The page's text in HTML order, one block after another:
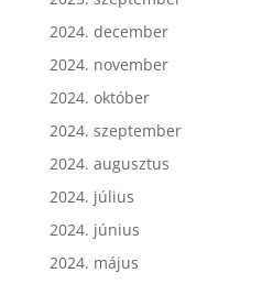
2024. december
2024. november
2024. október
2024. szeptember
2024. augusztus
2024. július
2024. június
2024. május